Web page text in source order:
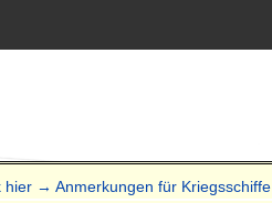
hier → Anmerkungen für Kriegsschiffe